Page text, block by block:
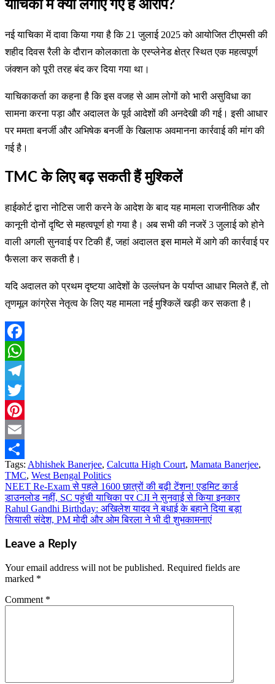
याचिका में क्या लगाए गए हैं आरोप?
नई याचिका में दावा किया गया है कि 21 जुलाई 2025 को आयोजित टीएमसी की
शहीद दिवस रैली के दौरान कोलकाता के एस्प्लेनेड क्षेत्र स्थित एक महत्वपूर्ण
जंक्शन को पूरी तरह बंद कर दिया गया था।
याचिकाकर्ता का कहना है कि इस वजह से आम लोगों को भारी असुविधा का
सामना करना पड़ा और अदालत के पूर्व आदेशों की अनदेखी की गई। इसी आधार
पर ममता बनर्जी और अभिषेक बनर्जी के खिलाफ अवमानना कार्रवाई की मांग की
गई है।
TMC के लिए बढ़ सकती हैं मुश्किलें
हाईकोर्ट द्वारा नोटिस जारी करने के आदेश के बाद यह मामला राजनीतिक और
कानूनी दोनों दृष्टि से महत्वपूर्ण हो गया है। अब सभी की नजरें 3 जुलाई को होने
वाली अगली सुनवाई पर टिकी हैं, जहां अदालत इस मामले में आगे की कार्रवाई पर
फैसला कर सकती है।
यदि अदालत को प्रथम दृष्टया आदेशों के उल्लंघन के पर्याप्त आधार मिलते हैं, तो
तृणमूल कांग्रेस नेतृत्व के लिए यह मामला नई मुश्किलें खड़ी कर सकता है।
Facebook
WhatsApp
Telegram
Twitter
Pinterest
Email
Share
Tags: Abhishek Banerjee, Calcutta High Court, Mamata Banerjee,
TMC, West Bengal Politics
Post
navigation
NEET Re-Exam से पहले 1600 छात्रों की बढ़ी टेंशन! एडमिट कार्ड
डाउनलोड नहीं, SC पहुंची याचिका पर CJI ने सुनवाई से किया इनकार
Rahul Gandhi Birthday: अखिलेश यादव ने बधाई के बहाने दिया बड़ा
सियासी संदेश, PM मोदी और ओम बिरला ने भी दी शुभकामनाएं
Leave a Reply
Your email address will not be published. Required fields are
marked *
Comment *